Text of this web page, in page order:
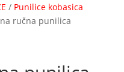
/ Punilice kobasica
ručna punilica